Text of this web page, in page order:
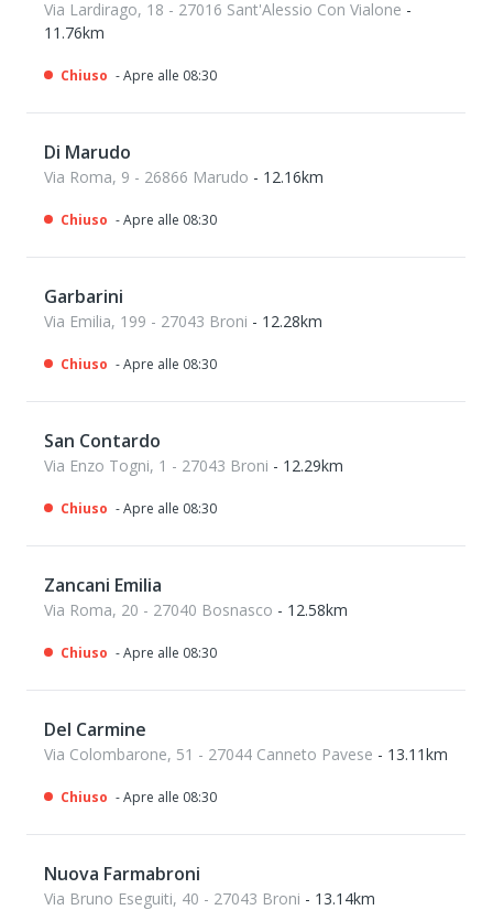
Via Lardirago, 18 - 27016 Sant'Alessio Con Vialone -
11.76km
Chiuso - Apre alle 08:30
Di Marudo
Via Roma, 9 - 26866 Marudo - 12.16km
Chiuso - Apre alle 08:30
Garbarini
Via Emilia, 199 - 27043 Broni - 12.28km
Chiuso - Apre alle 08:30
San Contardo
Via Enzo Togni, 1 - 27043 Broni - 12.29km
Chiuso - Apre alle 08:30
Zancani Emilia
Via Roma, 20 - 27040 Bosnasco - 12.58km
Chiuso - Apre alle 08:30
Del Carmine
Via Colombarone, 51 - 27044 Canneto Pavese - 13.11km
Chiuso - Apre alle 08:30
Nuova Farmabroni
Via Bruno Eseguiti, 40 - 27043 Broni - 13.14km